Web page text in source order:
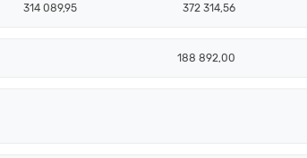
314 089,95 372 314,56
188 892,00